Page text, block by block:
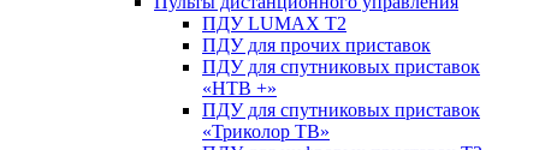
ПДУ LUMAX Т2
ПДУ для прочих приставок
ПДУ для спутниковых приставок
«НТВ +»
ПДУ для спутниковых приставок
«Триколор ТВ»